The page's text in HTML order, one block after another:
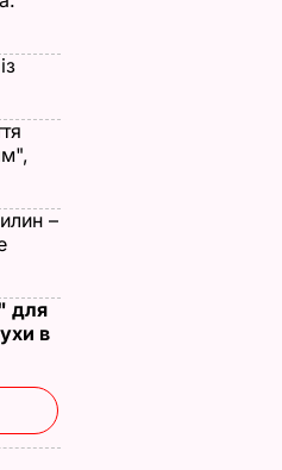
–
для
в